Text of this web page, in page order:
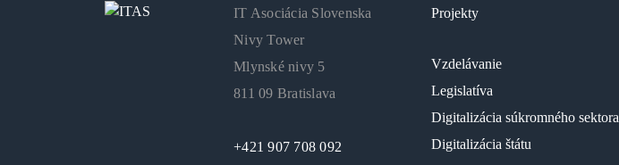
IT Asociácia Slovenska
Nivy Tower
Mlynské nivy 5
811 09 Bratislava
+421 907 708 092
Projekty
Vzdelávanie
Legislatíva
Digitalizácia súkromného sektora
Digitalizácia štátu